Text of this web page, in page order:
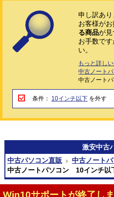
申し訳あり
お客様が
る商品が見
お手数で
い。
もっと詳し
中古ノート
中古ノート
条件： 10インチ以下 を外す
激安中古
中古パソコン直販
中古ノート
中古ノートパソコン 10インチ以
Win10サポートが終了し